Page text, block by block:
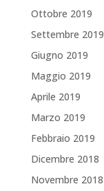
Ottobre 2019
Settembre 2019
Giugno 2019
Maggio 2019
Aprile 2019
Marzo 2019
Febbraio 2019
Dicembre 2018
Novembre 2018